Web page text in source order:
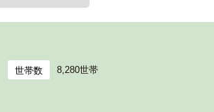
世帯数 8,280世帯